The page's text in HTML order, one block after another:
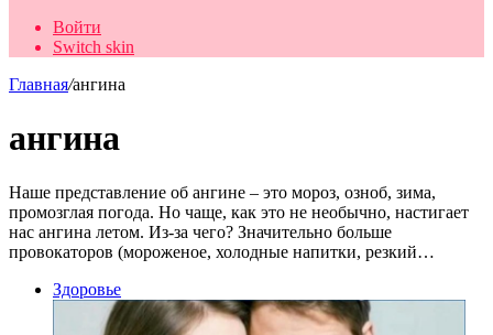
Войти
Switch skin
Главная/ангина
ангина
Наше представление об ангине – это мороз, озноб, зима,
промозглая погода. Но чаще, как это не необычно, настигает
нас ангина летом. Из-за чего? Значительно больше
провокаторов (мороженое, холодные напитки, резкий…
Здоровье